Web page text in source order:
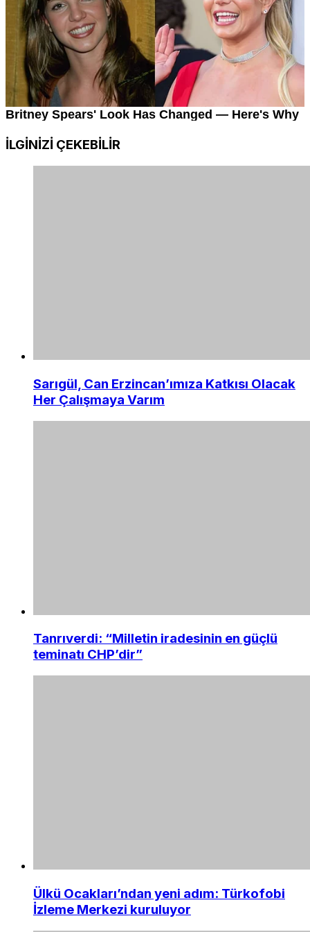
İLGİNİZİ ÇEKEBİLİR
Sarıgül, Can Erzincan’ımıza Katkısı Olacak
Her Çalışmaya Varım
Tanrıverdi: “Milletin iradesinin en güçlü
teminatı CHP’dir”
Ülkü Ocakları’ndan yeni adım: Türkofobi
İzleme Merkezi kuruluyor